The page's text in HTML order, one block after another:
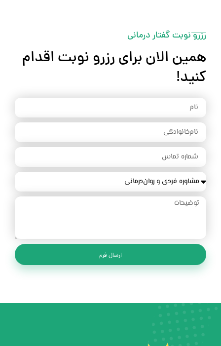
رزرو نوبت گفتار درمانی
همین الان برای رزرو نوبت اقدام
کنید!
ارسال فرم